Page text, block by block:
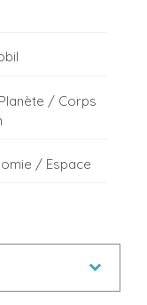
/ Corps
/ Espace